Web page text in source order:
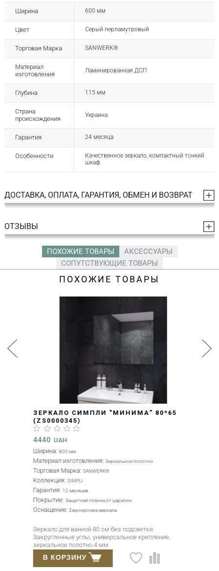
Ширина 600 мм
Цвет Серый перламутровый
Торговая Марка SANWERK®
Материал
изготовления
Ламинированная ДСП
Глубина 115 мм
Страна
происхождения
Украина
Гарантия 24 месяца
Особенности
Качественное зеркало, компактный тонкий
шкаф
ДОСТАВКА, ОПЛАТА, ГАРАНТИЯ, ОБМЕН И ВОЗВРАТ
ОТЗЫВЫ
ПОХОЖИЕ ТОВАРЫ
АКСЕССУАРЫ
СОПУТСТВУЮЩИЕ ТОВАРЫ
ПОХОЖИЕ ТОВАРЫ
ЗЕРКАЛО СИМПЛИ "МИНИМА" 80*65
(ZS0000345)
4440 UAH
Ширина:800 мм
Материал изготовления:Зеркальное полотно
Торговая Марка:SANWERK®
Коллекция:SIMPLI
Гарантия:12 месяцев
Покрытие:Защитная пленка от царапин
Оснащение:Еврокромка зеркала
Зеркало для ванной 80 см без подсветки.
Закругленные углы, универсальное крепление,
зеркальное полотно 4 мм.
В КОРЗИНУ